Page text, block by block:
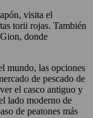
visita el
torii rojas. También
donde
mundo, las opciones
de pescado de
el casco antiguo y
lado moderno de
de peatones más